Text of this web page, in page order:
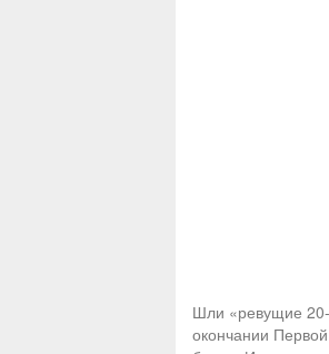
Шли «ревущие
окончании